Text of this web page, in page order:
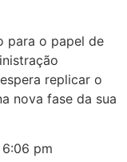
para o papel de
replicar o
nova fase da sua
6:06 pm